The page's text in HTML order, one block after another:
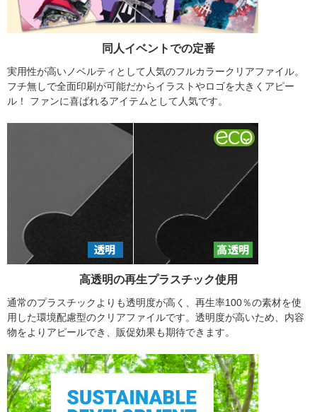
同人イベントでの定番
実用性が高いノベルティとして人気のフルカラークリアファイル。
フチ無しで全面印刷が可能だからイラストやロゴを大きくアピー
ル！ ファンに喜ばれるアイテムとして人気です。
高透明の再生プラスチック使用
通常のプラスチックよりも透明度が高く、再生率100％の素材を使
用した環境配慮型のクリアファイルです。透明度が高いため、内容
物をよりアピールでき、販促効果も期待できます。